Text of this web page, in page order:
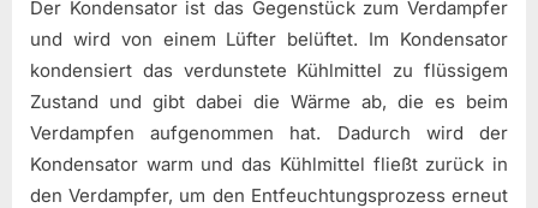
Der Kondensator ist das Gegenstück zum Verdampfer
und wird von einem Lüfter belüftet. Im Kondensator
kondensiert das verdunstete Kühlmittel zu flüssigem
Zustand und gibt dabei die Wärme ab, die es beim
Verdampfen aufgenommen hat. Dadurch wird der
Kondensator warm und das Kühlmittel fließt zurück in
den Verdampfer, um den Entfeuchtungsprozess erneut